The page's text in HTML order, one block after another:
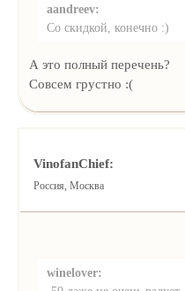
aandreev:
Со скидкой, конечно :)
А это полный перечень?
Совсем грустно :(
VinofanChief:
Россия, Москва
winelover: